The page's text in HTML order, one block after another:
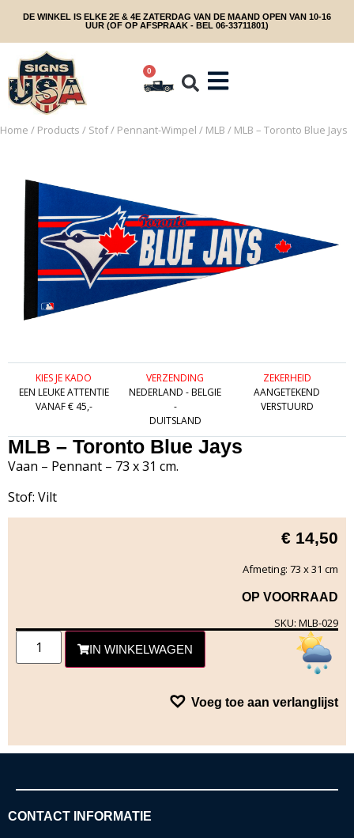
DE WINKEL IS ELKE 2E & 4E ZATERDAG VAN DE MAAND OPEN VAN 10-16
UUR (OF OP AFSPRAAK - BEL 06-33711801)
0
Home / Products / Stof/ Pennant-Wimpel / MLB / MLB – Toronto Blue Jays
KIES JE KADO
EEN LEUKE ATTENTIE
VANAF € 45,-
VERZENDING
NEDERLAND - BELGIE
-
DUITSLAND
ZEKERHEID
AANGETEKEND
VERSTUURD
MLB – Toronto Blue Jays
Vaan – Pennant – 73 x 31 cm.
Stof: Vilt
€ 14,50
Afmeting: 73 x 31 cm
OP VOORRAAD
SKU: MLB-029
IN WINKELWAGEN
Voeg toe aan verlanglijst
CONTACT INFORMATIE